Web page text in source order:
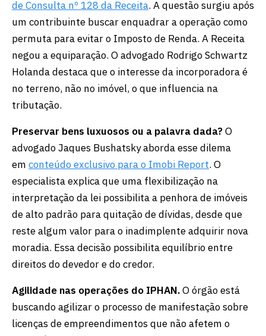
de Consulta nº 128 da Receita. A questão surgiu após
um contribuinte buscar enquadrar a operação como
permuta para evitar o Imposto de Renda. A Receita
negou a equiparação. O advogado Rodrigo Schwartz
Holanda destaca que o interesse da incorporadora é
no terreno, não no imóvel, o que influencia na
tributação.
Preservar bens luxuosos ou a palavra dada?O
advogado Jaques Bushatsky aborda esse dilema
em conteúdo exclusivo para o Imobi Report. O
especialista explica que uma flexibilização na
interpretação da lei possibilita a penhora de imóveis
de alto padrão para quitação de dívidas, desde que
reste algum valor para o inadimplente adquirir nova
moradia. Essa decisão possibilita equilíbrio entre
direitos do devedor e do credor.
Agilidade nas operações do IPHAN.O órgão está
buscando agilizar o processo de manifestação sobre
licenças de empreendimentos que não afetem o